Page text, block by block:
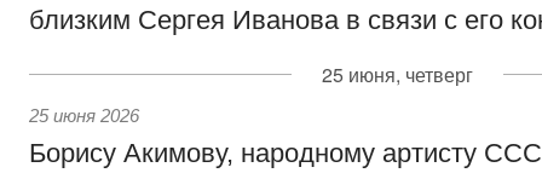
близким Сергея Иванова в связи с его
25 июня, четверг
25 июня 2026
Борису Акимову, народному артисту